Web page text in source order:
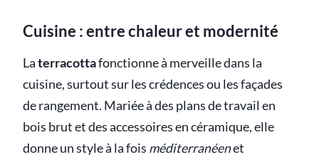
Cuisine : entre chaleur et modernité
Laterracottafonctionne à merveille dans la
cuisine, surtout sur les crédences ou les façades
de rangement. Mariée à des plans de travail en
bois brut et des accessoires en céramique, elle
donne un style à la fois méditerranéenet